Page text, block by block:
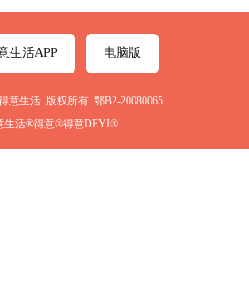
生活APP 电脑版
意生活 版权所有 鄂B2-20080065
生活®得意®得意DEYI®